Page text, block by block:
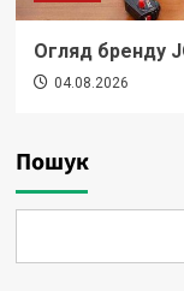
Огляд бренду
04.08.2026
Пошук